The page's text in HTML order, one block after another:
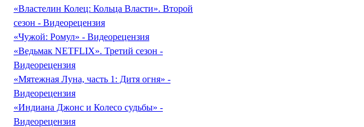
«Властелин Колец: Кольца Власти». Второй
сезон - Видеорецензия
«Чужой: Ромул» - Видеорецензия
«Ведьмак NETFLIX». Третий сезон -
Видеорецензия
«Мятежная Луна, часть 1: Дитя огня» -
Видеорецензия
«Индиана Джонс и Колесо судьбы» -
Видеорецензия